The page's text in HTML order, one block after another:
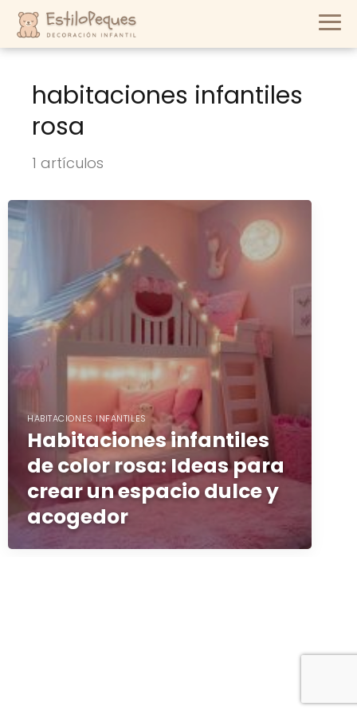
habitaciones infantiles
rosa
1 artículos
HABITACIONES INFANTILES
Habitaciones infantiles
de color rosa: Ideas para
crear un espacio dulce y
acogedor